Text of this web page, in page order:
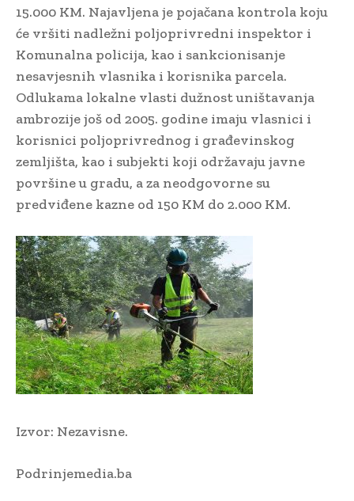
15.000 KM. Najavljena je pojačana kontrola koju
će vršiti nadležni poljoprivredni inspektor i
Komunalna policija, kao i sankcionisanje
nesavjesnih vlasnika i korisnika parcela.
Odlukama lokalne vlasti dužnost uništavanja
ambrozije još od 2005. godine imaju vlasnici i
korisnici poljoprivrednog i građevinskog
zemljišta, kao i subjekti koji održavaju javne
površine u gradu, a za neodgovorne su
predviđene kazne od 150 KM do 2.000 KM.
Izvor: Nezavisne.
Podrinjemedia.ba